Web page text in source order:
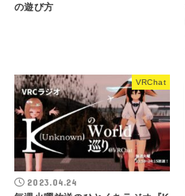
の遊び方
VRChat
2023.04.24